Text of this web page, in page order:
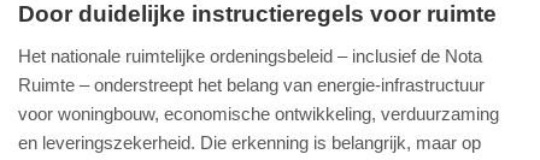
Door duidelijke instructieregels voor ruimte
Het nationale ruimtelijke ordeningsbeleid – inclusief de Nota
Ruimte – onderstreept het belang van energie-infrastructuur
voor woningbouw, economische ontwikkeling, verduurzaming
en leveringszekerheid. Die erkenning is belangrijk, maar op